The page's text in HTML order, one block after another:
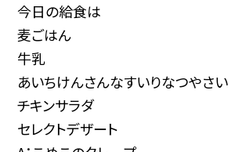
今日の給食は
麦ごはん
牛乳
あいちけんさんなすいりなつやさ
チキンサラダ
セレクトデザート